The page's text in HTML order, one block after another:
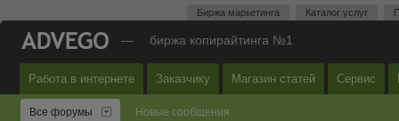
Биржа маркетинга Каталог услуг
— биржа копирайтинга №1
Работа в интернете Заказчику Магазин статей Сервис
Все форумы Новые сообщения